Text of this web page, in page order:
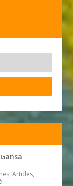
Articles,